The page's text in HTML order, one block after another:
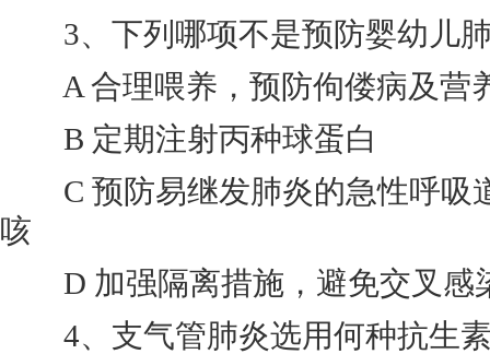
3、下列哪项不是预防婴幼儿肺
A 合理喂养，预防佝偻病及营
B 定期注射丙种球蛋白
C 预防易继发肺炎的急性呼吸
咳
D 加强隔离措施，避免交叉感
4、支气管肺炎选用何种抗生素